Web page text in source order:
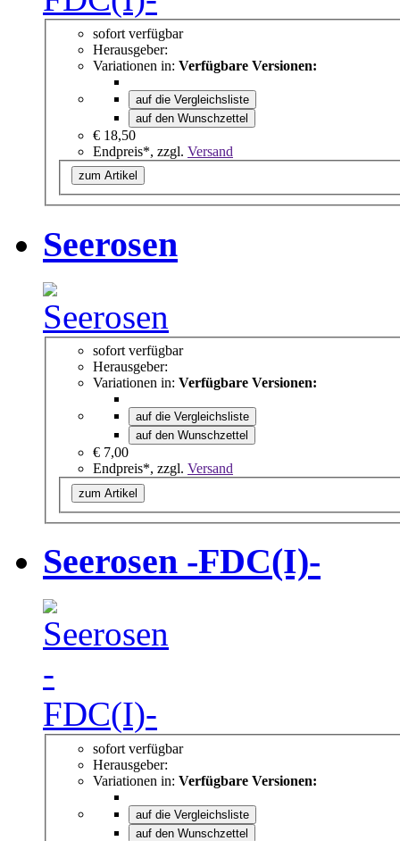
sofort verfügbar
Herausgeber:
Variationen in: Verfügbare Versionen:
auf die Vergleichsliste
auf den Wunschzettel
€ 18,50
Endpreis*, zzgl. Versand
zum Artikel
Seerosen
sofort verfügbar
Herausgeber:
Variationen in: Verfügbare Versionen:
auf die Vergleichsliste
auf den Wunschzettel
€ 7,00
Endpreis*, zzgl. Versand
zum Artikel
Seerosen -FDC(I)-
sofort verfügbar
Herausgeber:
Variationen in: Verfügbare Versionen:
auf die Vergleichsliste
auf den Wunschzettel